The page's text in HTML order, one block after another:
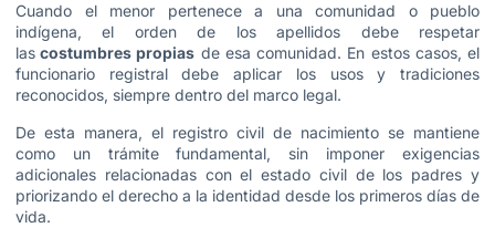
Cuando el menor pertenece a una comunidad o pueblo
indígena, el orden de los apellidos debe respetar
las costumbres propias de esa comunidad. En estos casos, el
funcionario registral debe aplicar los usos y tradiciones
reconocidos, siempre dentro del marco legal.
De esta manera, el registro civil de nacimiento se mantiene
como un trámite fundamental, sin imponer exigencias
adicionales relacionadas con el estado civil de los padres y
priorizando el derecho a la identidad desde los primeros días de
vida.